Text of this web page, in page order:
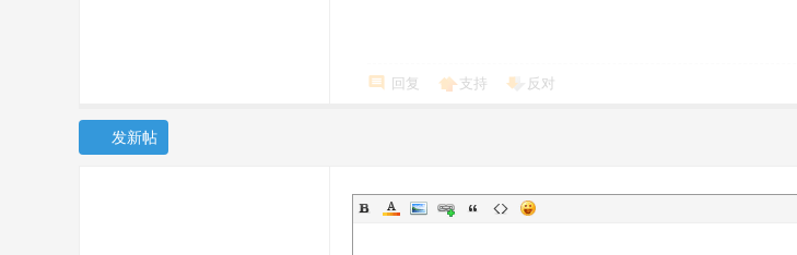
回复 支持 反对
发新帖